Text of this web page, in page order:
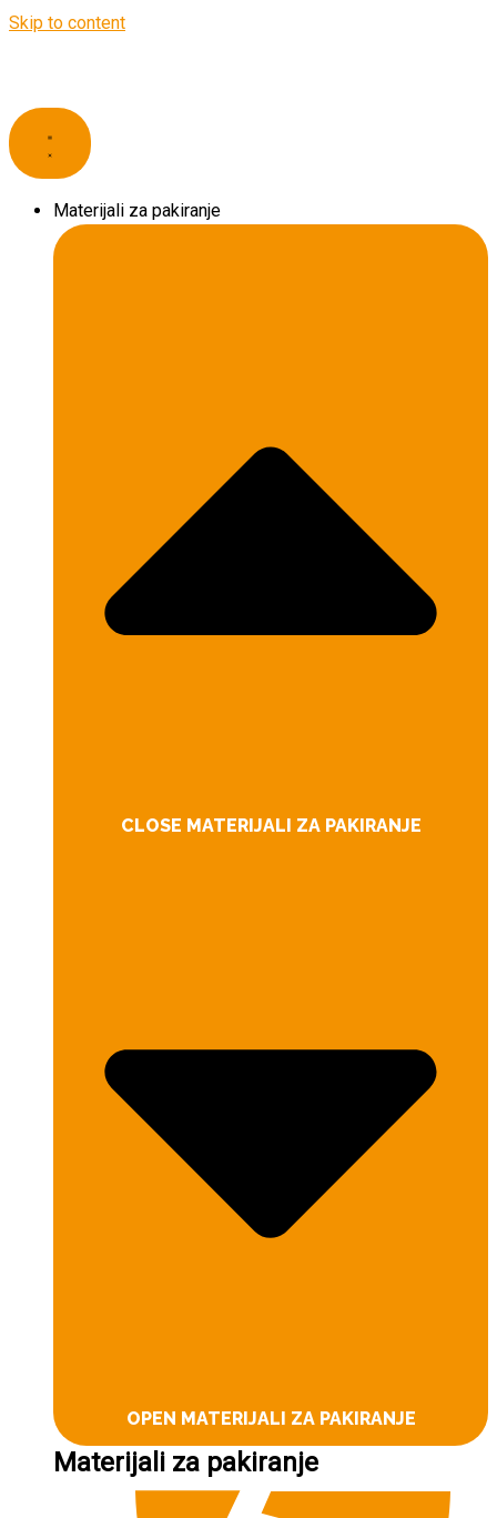
Skip to content
Materijali za pakiranje
CLOSE MATERIJALI ZA PAKIRANJE
OPEN MATERIJALI ZA PAKIRANJE
Materijali za pakiranje